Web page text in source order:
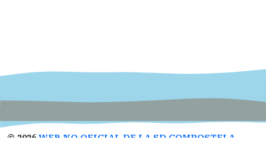
© 2026 WEB NO OFICIAL DE LA SD COMPOSTELA